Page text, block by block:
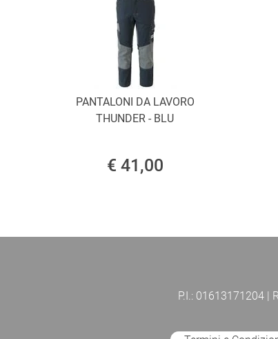
PANTALONI DA LAVORO
THUNDER - BLU
€ 41,00
P.I.: 01613171204 |